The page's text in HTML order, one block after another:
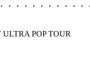
・・・・・・・・・
POP TOUR